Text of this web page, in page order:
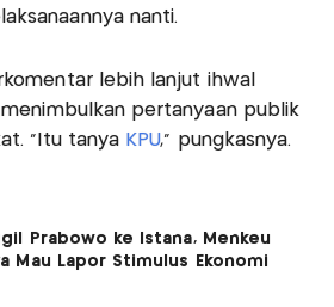
nanti.
lebih lanjut ihwal
pertanyaan publik
"Itu tanya KPU," pungkasnya.
Prabowo ke Istana, Menkeu
Mau Lapor Stimulus Ekonomi